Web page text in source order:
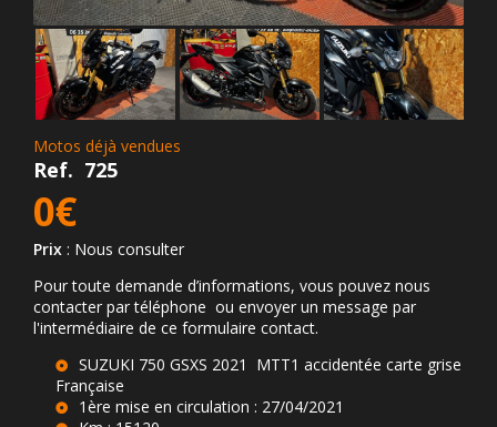
Motos déjà vendues
Ref. 725
0€
Prix : Nous consulter
Pour toute demande d’informations, vous pouvez nous
contacter par téléphone ou envoyer un message par
l'intermédiaire de ce formulaire contact.
SUZUKI 750 GSXS 2021 MTT1 accidentée carte grise
Française
1ère mise en circulation : 27/04/2021